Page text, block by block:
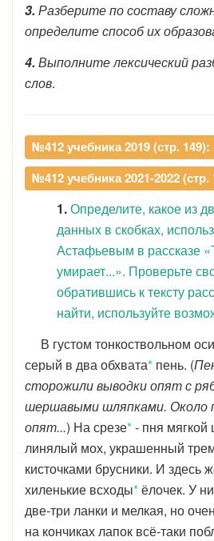
3. Разберите по составу
определите способ их
4. Выполните лексический
слов.
№412 учебника 2019 (стр. 149):
№412 учебника 2021-2022 (стр.
1.Определите, какое из
данных в скобках,
Астафьевым в рассказе
умирает...». Проверьте
обратившись к тексту
найти, используйте
В густом тонкоствольном
серый в два обхвата* пень. (
сторожили выводки опят с
шершавыми шляпками. Около
опят...) На срезе*- пня
линялый мох, украшенный
кисточками брусники. И здесь
хиленькие всходы*ёлочек. У
две-три ланки и мелкая, но
на кончиках лапок всё-таки